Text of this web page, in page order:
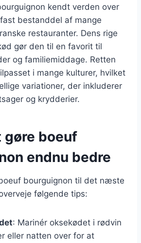
kendt verden over
bestanddel af mange
restauranter. Dens rige
gør den til en favorit til
og familiemiddage. Retten
i mange kulturer, hvilket
variationer, der inkluderer
og krydderier.
boeuf
endnu bedre
bourguignon til det næste
følgende tips:
: Marinér oksekødet i rødvin
eller natten over for at